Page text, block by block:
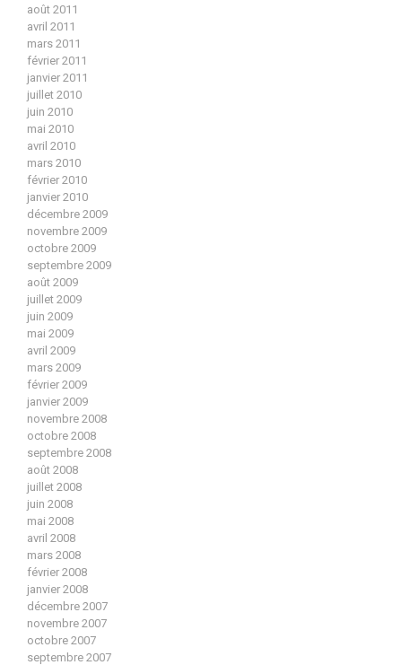
août 2011
avril 2011
mars 2011
février 2011
janvier 2011
juillet 2010
juin 2010
mai 2010
avril 2010
mars 2010
février 2010
janvier 2010
décembre 2009
novembre 2009
octobre 2009
septembre 2009
août 2009
juillet 2009
juin 2009
mai 2009
avril 2009
mars 2009
février 2009
janvier 2009
novembre 2008
octobre 2008
septembre 2008
août 2008
juillet 2008
juin 2008
mai 2008
avril 2008
mars 2008
février 2008
janvier 2008
décembre 2007
novembre 2007
octobre 2007
septembre 2007